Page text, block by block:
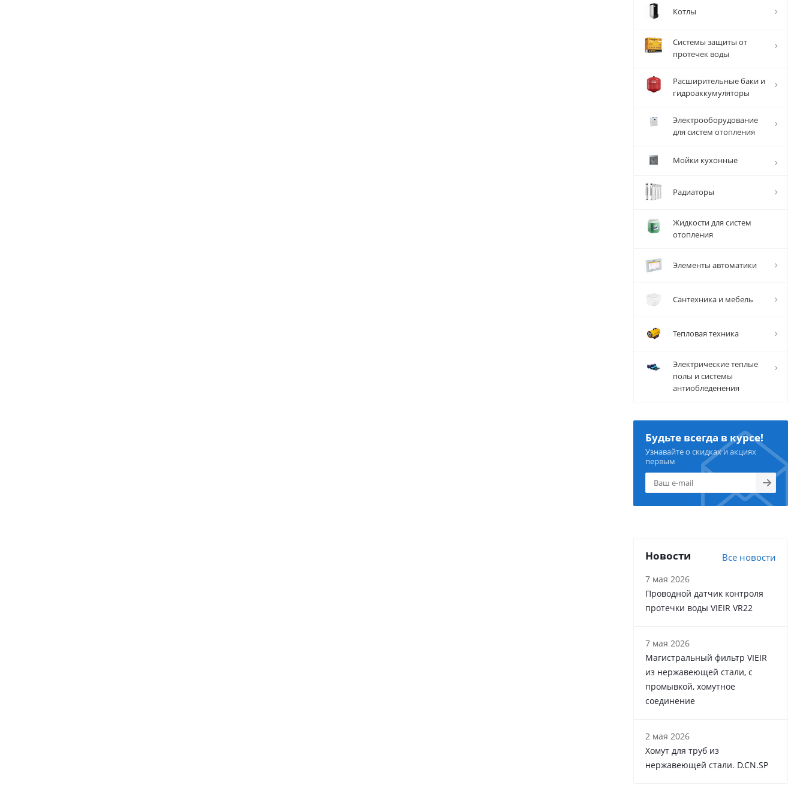
Котлы
Системы защиты от
протечек воды
Расширительные баки и
гидроаккумуляторы
Электрооборудование
для систем отопления
Мойки кухонные
Радиаторы
Жидкости для систем
отопления
Элементы автоматики
Сантехника и мебель
Тепловая техника
Электрические теплые
полы и системы
антиобледенения
Будьте всегда в курсе!
Узнавайте о скидках и акциях
первым
Новости Все новости
7 мая 2026
Проводной датчик контроля
протечки воды VIEIR VR22
7 мая 2026
Магистральный фильтр VIEIR
из нержавеющей стали, с
промывкой, хомутное
соединение
2 мая 2026
Хомут для труб из
нержавеющей стали. D.CN.SP